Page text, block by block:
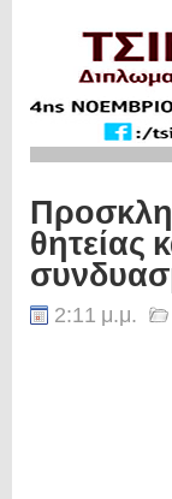
θητείας
2:11 μ.μ.